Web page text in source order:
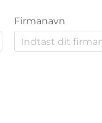
Firmanavn